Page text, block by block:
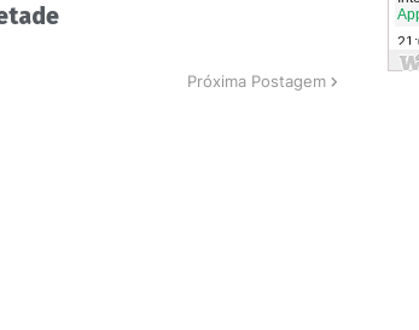
Próxima Postagem